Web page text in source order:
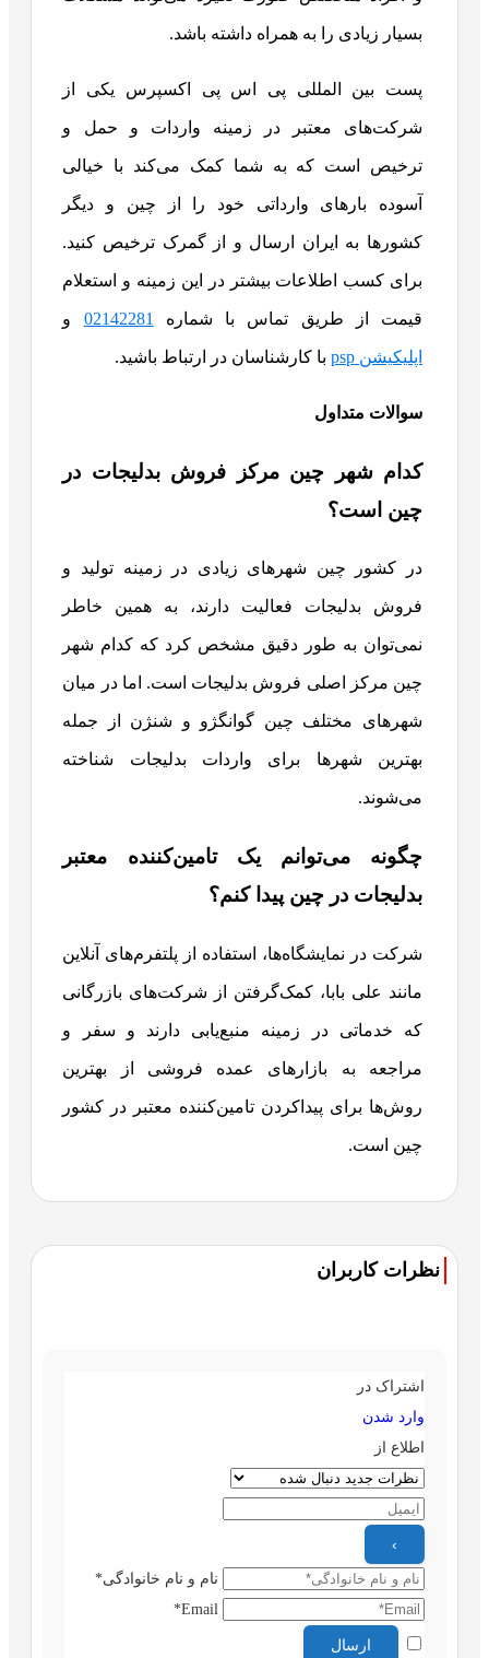
بسیار زیادی را به همراه داشته باشد.
پست بین المللی پی اس پی اکسپرس یکی از
شرکت‌های معتبر در زمینه واردات و حمل و
ترخیص است که به شما کمک می‌کند با خیالی
آسوده بارهای وارداتی خود را از چین و دیگر
کشورها به ایران ارسال و از گمرک ترخیص کنید.
برای کسب اطلاعات بیشتر در این زمینه و استعلام
قیمت از طریق تماس با شماره 02142281 و
اپلیکیشن psp با کارشناسان در ارتباط باشید.
سوالات متداول
کدام شهر چین مرکز فروش بدلیجات در
چین است؟
در کشور چین شهرهای زیادی در زمینه تولید و
فروش بدلیجات فعالیت دارند، به همین خاطر
نمی‌توان به طور دقیق مشخص کرد که کدام شهر
چین مرکز اصلی فروش بدلیجات است. اما در میان
شهرهای مختلف چین گوانگژو و شنژن از جمله
بهترین شهرها برای واردات بدلیجات شناخته
می‌شوند.
چگونه می‌توانم یک تامین‌کننده معتبر
بدلیجات در چین پیدا کنم؟
شرکت در نمایشگاه‌ها، استفاده از پلتفرم‌های آنلاین
مانند علی بابا، کمک‌گرفتن از شرکت‌های بازرگانی
که خدماتی در زمینه منبع‌یابی دارند و سفر و
مراجعه به بازارهای عمده فروشی از بهترین
روش‌ها برای پیداکردن تامین‌کننده معتبر در کشور
چین است.
نظرات کاربران
اشتراک در
وارد شدن
اطلاع از
نام و نام خانوادگی*
Email*